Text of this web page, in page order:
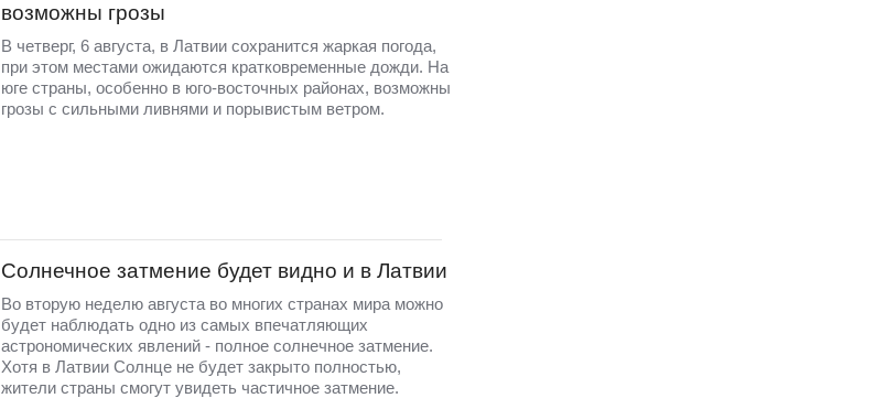
возможны грозы
В четверг, 6 августа, в Латвии сохранится жаркая погода,
при этом местами ожидаются кратковременные дожди. На
юге страны, особенно в юго-восточных районах, возможны
грозы с сильными ливнями и порывистым ветром.
Солнечное затмение будет видно и в Латвии
Во вторую неделю августа во многих странах мира можно
будет наблюдать одно из самых впечатляющих
астрономических явлений - полное солнечное затмение.
Хотя в Латвии Солнце не будет закрыто полностью,
жители страны смогут увидеть частичное затмение.